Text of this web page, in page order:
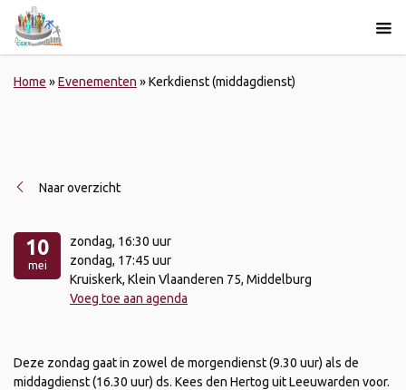
Home »Evenementen »Kerkdienst (middagdienst)
Naar overzicht
10
mei
zondag, 16:30 uur
zondag, 17:45 uur
Kruiskerk, Klein Vlaanderen 75, Middelburg
Voeg toe aan agenda
Deze zondag gaat in zowel de morgendienst (9.30 uur) als de
middagdienst (16.30 uur) ds. Kees den Hertog uit Leeuwarden voor.